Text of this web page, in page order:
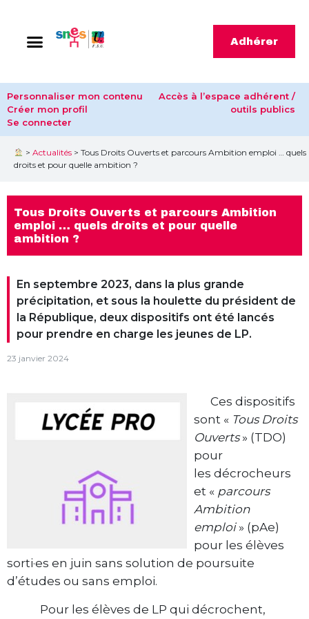
Adhérer
Personnaliser mon contenu
Créer mon profil
Se connecter
Accès à l’espace adhérent /
outils publics
> Actualités> Tous Droits Ouverts et parcours Ambition emploi … quels
droits et pour quelle ambition ?
Tous Droits Ouverts et parcours Ambition
emploi … quels droits et pour quelle
ambition ?
En septembre 2023, dans la plus grande
précipitation, et sous la houlette du président de
la République, deux dispositifs ont été lancés
pour prendre en charge les jeunes de LP.
23 janvier 2024
Ces dispositifs
sont « Tous Droits
Ouverts» (TDO)
pour
les décrocheurs
et « parcours
Ambition
emploi» (pAe)
pour les élèves
sorti·es en juin sans solution de poursuite
d’études ou sans emploi.
Pour les élèves de LP qui décrochent,